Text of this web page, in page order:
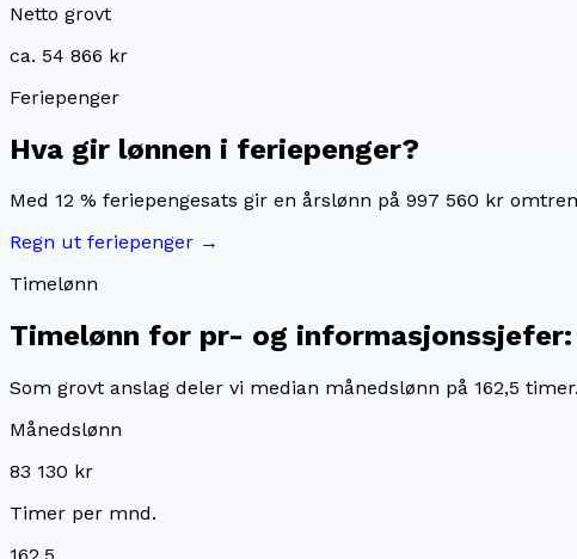
Netto grovt
ca. 54 866 kr
Feriepenger
Hva gir lønnen i feriepenger?
Med 12 % feriepengesats gir en årslønn på 997 560 kr
Regn ut feriepenger →
Timelønn
Timelønn for pr- og informasjonssjefer:
Som grovt anslag deler vi median månedslønn på 162,5
Månedslønn
83 130 kr
Timer per mnd.